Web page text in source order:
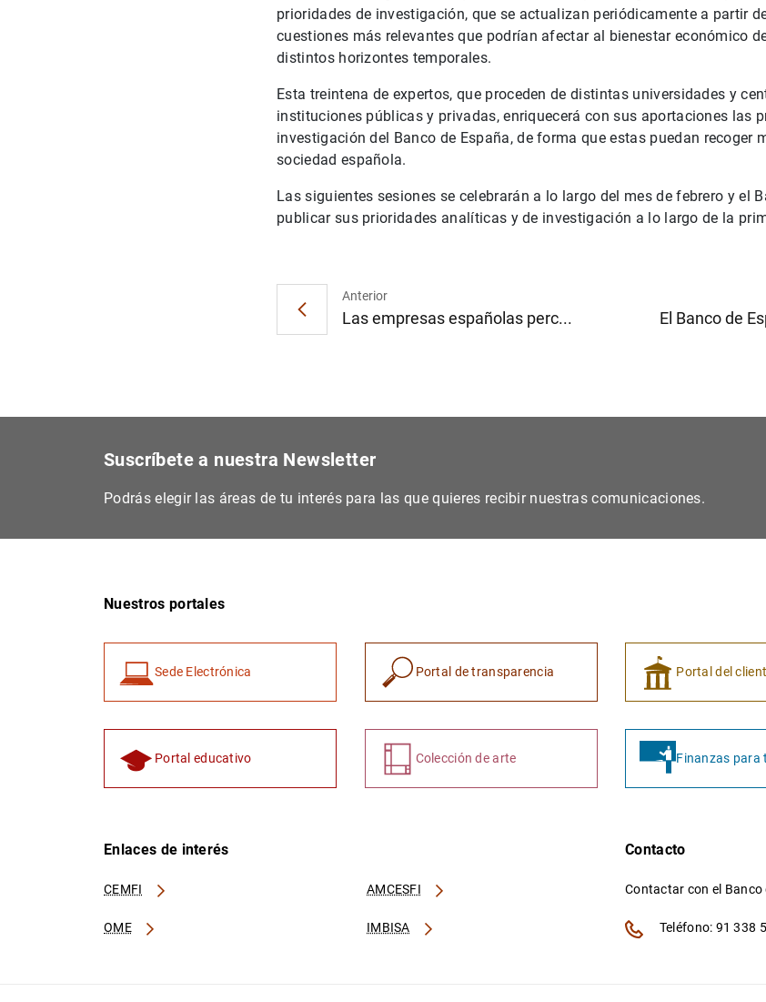
prioridades de investigación, que se actualizan periódicamente a partir
cuestiones más relevantes que podrían afectar al bienestar económico
distintos horizontes temporales.
Esta treintena de expertos, que proceden de distintas universidades y
instituciones públicas y privadas, enriquecerá con sus aportaciones las
investigación del Banco de España, de forma que estas puedan recoger
sociedad española.
Las siguientes sesiones se celebrarán a lo largo del mes de febrero y el
publicar sus prioridades analíticas y de investigación a lo largo de la
Anterior
Las empresas españolas perc... El Banco de
Suscríbete a nuestra Newsletter
Podrás elegir las áreas de tu interés para las que quieres recibir nuestras comunicaciones.
Nuestros portales
Sede Electrónica Portal de transparencia Portal del
Portal educativo Colección de arte Finanzas para
Enlaces de interés
CEMFI AMCESFI
OME IMBISA
Contacto
Contactar con el Banco
Teléfono: 91 338